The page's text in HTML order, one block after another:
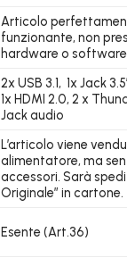
Articolo
funzionante, non
hardware o software
2x USB 3.1, 1x Jack
1x HDMI 2.0, 2 x
Jack audio
L’articolo viene
alimentatore, ma
accessori. Sarà
Originale” in cartone.
Esente (Art.36)